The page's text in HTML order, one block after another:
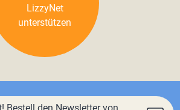
LizzyNet
unterstützen